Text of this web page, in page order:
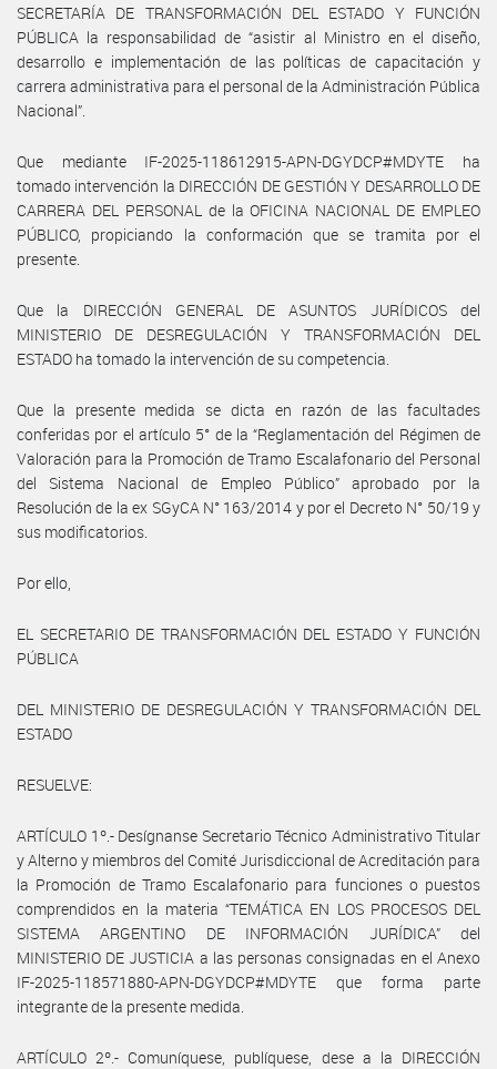
SECRETARÍA DE TRANSFORMACIÓN DEL ESTADO Y FUNCIÓN
PÚBLICA la responsabilidad de “asistir al Ministro en el diseño,
desarrollo e implementación de las políticas de capacitación y
carrera administrativa para el personal de la Administración Pública
Nacional”.
Que mediante IF-2025-118612915-APN-DGYDCP#MDYTE ha
tomado intervención la DIRECCIÓN DE GESTIÓN Y DESARROLLO DE
CARRERA DEL PERSONAL de la OFICINA NACIONAL DE EMPLEO
PÚBLICO, propiciando la conformación que se tramita por el
presente.
Que la DIRECCIÓN GENERAL DE ASUNTOS JURÍDICOS del
MINISTERIO DE DESREGULACIÓN Y TRANSFORMACIÓN DEL
ESTADO ha tomado la intervención de su competencia.
Que la presente medida se dicta en razón de las facultades
conferidas por el artículo 5° de la “Reglamentación del Régimen de
Valoración para la Promoción de Tramo Escalafonario del Personal
del Sistema Nacional de Empleo Público” aprobado por la
Resolución de la ex SGyCA N° 163/2014 y por el Decreto N° 50/19 y
sus modificatorios.
Por ello,
EL SECRETARIO DE TRANSFORMACIÓN DEL ESTADO Y FUNCIÓN
PÚBLICA
DEL MINISTERIO DE DESREGULACIÓN Y TRANSFORMACIÓN DEL
ESTADO
RESUELVE:
ARTÍCULO 1º.- Desígnanse Secretario Técnico Administrativo Titular
y Alterno y miembros del Comité Jurisdiccional de Acreditación para
la Promoción de Tramo Escalafonario para funciones o puestos
comprendidos en la materia “TEMÁTICA EN LOS PROCESOS DEL
SISTEMA ARGENTINO DE INFORMACIÓN JURÍDICA” del
MINISTERIO DE JUSTICIA a las personas consignadas en el Anexo
IF-2025-118571880-APN-DGYDCP#MDYTE que forma parte
integrante de la presente medida.
ARTÍCULO 2º.- Comuníquese, publíquese, dese a la DIRECCIÓN